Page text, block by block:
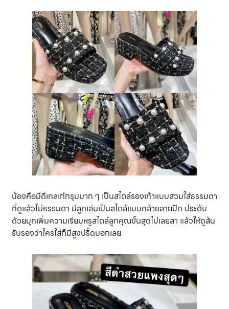
น้องคือมีดีเทลเก๋กรุบมาก ๆ เป็นสไตล์รองเท้าแบบสวมใส่ธรรมดา
ที่ดูแล้วไม่ธรรมดา มีลูกเล่นเป็นสไตล์แบบคล้ายลายปัก ประดับ
ด้วยมุกเพิ่มความเรียบหรูสไตล์ลูกคุณขั้นสุดไปเลยสา แล้วให้ดูส้น
รับรองว่าใครใส่ก็มีสูงปริ๊ดบอกเลย